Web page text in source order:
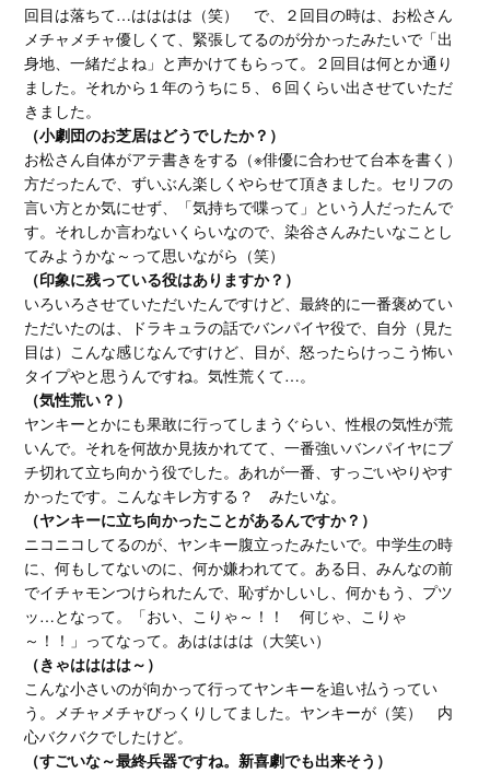
回目は落ちて…はははは（笑） で、２回目の時は、お松さん
メチャメチャ優しくて、緊張してるのが分かったみたいで「出
身地、一緒だよね」と声かけてもらって。２回目は何とか通り
ました。それから１年のうちに５、６回くらい出させていただ
きました。
（小劇団のお芝居はどうでしたか？）
お松さん自体がアテ書きをする（※俳優に合わせて台本を書く）
方だったんで、ずいぶん楽しくやらせて頂きました。セリフの
言い方とか気にせず、「気持ちで喋って」という人だったんで
す。それしか言わないくらいなので、染谷さんみたいなことし
てみようかな～って思いながら（笑）
（印象に残っている役はありますか？）
いろいろさせていただいたんですけど、最終的に一番褒めてい
ただいたのは、ドラキュラの話でバンパイヤ役で、自分（見た
目は）こんな感じなんですけど、目が、怒ったらけっこう怖い
タイプやと思うんですね。気性荒くて…。
（気性荒い？）
ヤンキーとかにも果敢に行ってしまうぐらい、性根の気性が荒
いんで。それを何故か見抜かれてて、一番強いバンパイヤにブ
チ切れて立ち向かう役でした。あれが一番、すっごいやりやす
かったです。こんなキレ方する？ みたいな。
（ヤンキーに立ち向かったことがあるんですか？）
ニコニコしてるのが、ヤンキー腹立ったみたいで。中学生の時
に、何もしてないのに、何か嫌われてて。ある日、みんなの前
でイチャモンつけられたんで、恥ずかしいし、何かもう、プツ
ッ…となって。「おい、こりゃ～！！ 何じゃ、こりゃ
～！！」ってなって。あはははは（大笑い）
（きゃはははは～）
こんな小さいのが向かって行ってヤンキーを追い払うってい
う。メチャメチャびっくりしてました。ヤンキーが（笑） 内
心バクバクでしたけど。
（すごいな～最終兵器ですね。新喜劇でも出来そう）